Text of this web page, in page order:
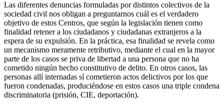
Las diferentes denuncias formuladas por distintos colectivos de la
sociedad civil nos obligan a preguntarnos cuál es el verdadero
objetivo de estos Centros, que según la legislación tienen como
finalidad retener a los ciudadanos y ciudadanas extranjeros a la
espera de su expulsión. En la práctica, esa finalidad se revela como
un mecanismo meramente retributivo, mediante el cual en la mayor
parte de los casos se priva de libertad a una persona que no ha
cometido ningún hecho constitutivo de delito. En otros casos, las
personas allí internadas sí cometieron actos delictivos por los que
fueron condenadas, produciéndose en estos casos una triple condena
discriminatoria (prisión, CIE, deportación).